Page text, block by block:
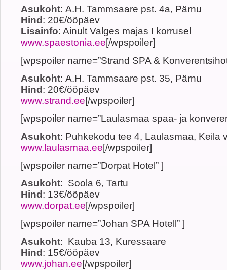
Asukoht: A.H. Tammsaare pst. 4a, Pärnu
Hind : 20€/ööpäev
Lisainfo: Ainult Valges majas I korrusel
www.spaestonia.ee[/wpspoiler]
[wpspoiler name=”Strand SPA &
Asukoht: A.H. Tammsaare pst. 35, Pärnu
Hind : 20€/ööpäev
www.strand.ee[/wpspoiler]
[wpspoiler name=”Laulasmaa spaa- ja
Asukoht: Puhkekodu tee 4, Laulasmaa, Keila
www.laulasmaa.ee[/wpspoiler]
[wpspoiler name=”Dorpat Hotel” ]
Asukoht: Soola 6, Tartu
Hind : 13€/ööpäev
www.dorpat.ee[/wpspoiler]
[wpspoiler name=”Johan SPA Hotell” ]
Asukoht: Kauba 13, Kuressaare
Hind : 15€/ööpäev
www.johan.ee[/wpspoiler]